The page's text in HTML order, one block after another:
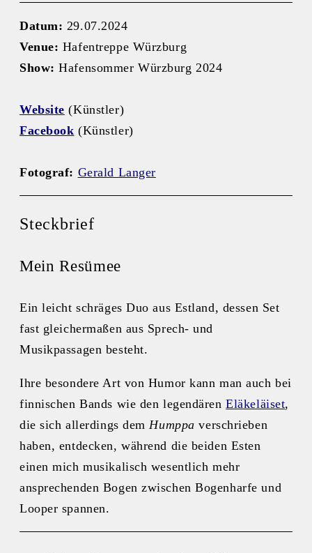
Datum: 29.07.2024
Venue: Hafentreppe Würzburg
Show: Hafensommer Würzburg 2024
Website (Künstler)
Facebook (Künstler)
Fotograf: Gerald Langer
Steckbrief
Mein Resümee
Ein leicht schräges Duo aus Estland, dessen Set
fast gleichermaßen aus Sprech- und
Musikpassagen besteht.
Ihre besondere Art von Humor kann man auch bei
finnischen Bands wie den legendärenEläkeläiset,
die sich allerdings dem Humppa verschrieben
haben, entdecken, während die beiden Esten
einen mich musikalisch wesentlich mehr
ansprechenden Bogen zwischen Bogenharfe und
Looper spannen.